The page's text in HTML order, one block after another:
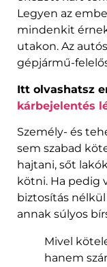
Legyen az
mindenkit
utakon. Az
gépjármű-
Itt olvashatsz
kárbejelentés
Személy- és
sem szabad
hajtani, sőt
kötni. Ha pedig
biztosítás
annak súlyos
Mivel
hanem